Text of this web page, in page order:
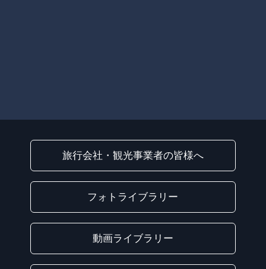
旅行会社・観光事業者の皆様へ
フォトライブラリー
動画ライブラリー